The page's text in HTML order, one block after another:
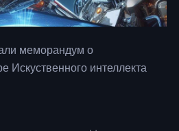
меморандум о
Искуственного интеллекта